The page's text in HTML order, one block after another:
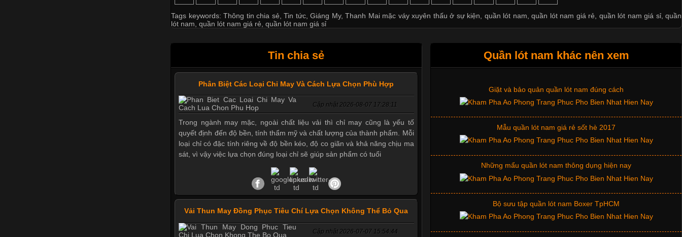
Tags keywords: Thông tin chia sẻ Tin tức, Giáng My, Thanh Mai mặc váy xuyên thấu ở sự kiện quần lót nam quần lót nam giá rẻ quần lót nam giá sỉ, quần
lót nam quần lót nam giá rẻ quần lót nam giá sỉ
Tin chia sẻ
Phân Biệt Các Loại Chỉ May Và Cách Lựa Chọn Phù Hợp
Cập nhật 2026-08-07 17:28:11
Trong ngành may mặc, ngoài chất liệu vải thì chỉ may cũng là yếu tố
quyết định đến độ bền, tính thẩm mỹ và chất lượng của thành phẩm. Mỗi
loại chỉ có đặc tính riêng về độ bền kéo, độ co giãn và khả năng chịu ma
sát, vì vậy việc lựa chọn đúng loại chỉ sẽ giúp sản phẩm có tuổi
Vải Thun May Đồng Phục Tiêu Chí Lựa Chọn Không Thể Bỏ Qua
Cập nhật 2026-07-07 15:54:44
Quần lót nam khác nên xem
Thị hiều quần lót nam bơi lội nam và nữ 2017
Xu hướng thời trang trẻ và quần lót nam giá sỉ
Giặt và bảo quản quần lót nam đúng cách
Mẫu quần lót nam giá rẻ sốt hè 2017
Những mẩu quần lót nam thông dụng hiện nay
Bộ sưu tập quần lót nam Boxer TpHCM